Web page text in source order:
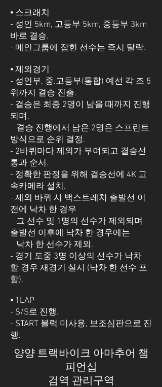
⦁ 스크래치
- 성인 5km, 고등부 5km, 중등부 3km
바로 결승.
- 메인그룹에 잡힌 선수는 즉시 탈락.
⦁ 제외경기
- 성인부, 중.고등부(통합) 예선 각 조 5
위까지 결승 진출.
- 결승은 최종 2명이 남을 때까지 진행
되며,
결승 진행에서 남은 2명은 스프린트
방식으로 순위 결정.
- 2바퀴마다 제외가 부여되고 결승선
통과 순서.
- 정확한 판정을 위해 결승선에 4K 고
속카메라 설치.
- 제외 바퀴 시 백스트레치 출발선 이
전에 낙차 한 경우
그 선수 및 1명의 선수가 제외되며
출발선 이후에 낙차 한 경우에는
낙차 한 선수가 제외.
- 경기 도중 3명 이상의 선수가 낙차
할 경우 재경기 실시 (낙차 한 선수 포
함).
⦁ 1LAP
- S/S로 진행.
- START 블럭 미사용, 보조심판으로 진
행.
양양 트랙바이크 아마추어 챔
피언십
검역 관리구역